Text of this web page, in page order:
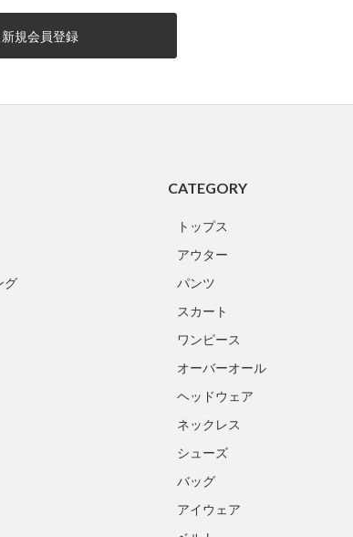
グ
CATEGORY
トップス
アウター
パンツ
スカート
ワンピース
オーバーオール
ヘッドウェア
ネックレス
シューズ
バッグ
アイウェア